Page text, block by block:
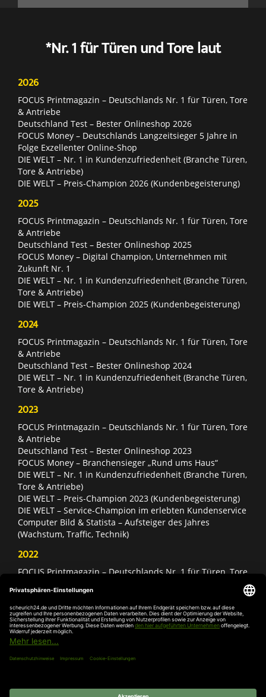
*Nr. 1 für Türen und Tore laut
2026
FOCUS Printmagazin – Deutschlands Nr. 1 für Türen, Tore
& Antriebe
Deutschland Test – Bester Onlineshop 2026
FOCUS Money – Deutschlands Langzeitsieger 5 Jahre in
Folge Exzellenter Online-Shop
DIE WELT – Nr. 1 in Kundenzufriedenheit (Branche Türen,
Tore & Antriebe)
DIE WELT – Preis-Champion 2026 (Kundenbegeisterung)
2025
FOCUS Printmagazin – Deutschlands Nr. 1 für Türen, Tore
& Antriebe
Deutschland Test – Bester Onlineshop 2025
FOCUS Money – Digital Champion, Unternehmen mit
Zukunft Nr. 1
DIE WELT – Nr. 1 in Kundenzufriedenheit (Branche Türen,
Tore & Antriebe)
DIE WELT – Preis-Champion 2025 (Kundenbegeisterung)
2024
FOCUS Printmagazin – Deutschlands Nr. 1 für Türen, Tore
& Antriebe
Deutschland Test – Bester Onlineshop 2024
DIE WELT – Nr. 1 in Kundenzufriedenheit (Branche Türen,
Tore & Antriebe)
2023
FOCUS Printmagazin – Deutschlands Nr. 1 für Türen, Tore
& Antriebe
Deutschland Test – Bester Onlineshop 2023
FOCUS Money – Branchensieger „Rund ums Haus“
DIE WELT – Nr. 1 in Kundenzufriedenheit (Branche Türen,
Tore & Antriebe)
DIE WELT – Preis-Champion 2023 (Kundenbegeisterung)
DIE WELT – Service-Champion im erlebten Kundenservice
Computer Bild & Statista – Aufsteiger des Jahres
(Wachstum, Traffic, Technik)
2022
FOCUS Printmagazin – Deutschlands Nr. 1 für Türen, Tore
Deutschland Test – Bester Onlineshop 2022
FOCUS Money – Branchensieger „Rund ums Haus“
DIE WELT – Service-Champion im erlebten Kundenservice
DIE WELT – Branchengewinner Gold-Rang (Türen, Tore &
Antriebe)